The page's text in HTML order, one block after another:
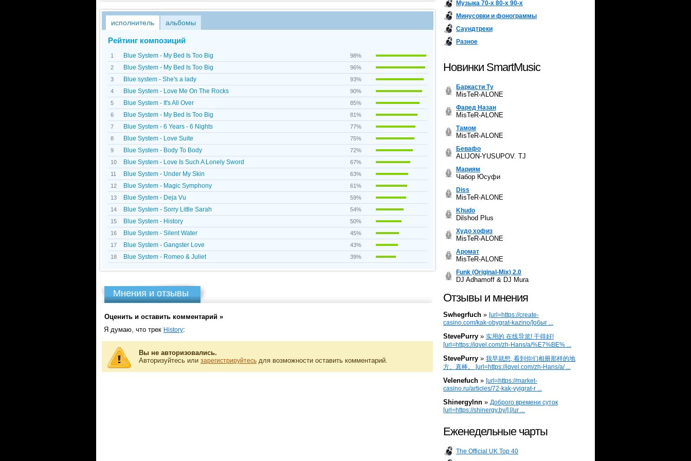
исполнитель альбомы
Рейтинг композиций
1 Blue System - My Bed Is Too Big
98%
2
Blue System - My Bed Is Too Big
96%
3
Blue system - She's a lady
93%
4
Blue System - Love Me On The Rocks
90%
5
Blue System - It's All Over
85%
6
Blue System - My Bed Is Too Big
81%
7
Blue System - 6 Years - 6 Nights
77%
8
Blue System - Love Suite
75%
9
Blue System - Body To Body
72%
10
Blue System - Love Is Such A Lonely Sword
67%
11
Blue System - Under My Skin
63%
12
Blue System - Magic Symphony
61%
13
Blue System - Dejа Vu
59%
14
Blue System - Sorry Little Sarah
54%
15
Blue System - History
50%
16
Blue System - Silent Water
45%
17
Blue System - Gangster Love
43%
18
Blue System - Romeo & Juliet 39%
Мнения и отзывы
Оценить и оставить комментарий »
Я думаю, что трек History:
Вы не авторизовались.
Авторизуйтесь или зарегистрируйтесь для возможности оставить комментарий.
Музыка 70-х 80-х 90-х
Минусовки и фонограммы
Саундтреки
Разное
Новинки SmartMusic
Баркасти Ту
MisTeR-ALONE
Фаред Назан
MisTeR-ALONE
Тамом
MisTeR-ALONE
Бевафо
ALIJON-YUSUPOV. TJ
Мариям
Чабор Юсуфи
Diss
MisTeR-ALONE
Khudo
Dilshod Plus
Худо хофиз
MisTeR-ALONE
Аромат
MisTeR-ALONE
Funk (Original-Mix) 2.0
DJ Adhamoff & DJ Mura
Отзывы и мнения
Swhegrfuch » [url=https://create-
casino.com/kak-obygrat-kazino/]обыг ...
StevePurry » 实用的 在线导览! 干得好!
[url=https://iqvel.com/zh-Hans/a/%E7%BE% ...
StevePurry » 我早就想, 看到你们相册那样的地
方。真棒。 [url=https://iqvel.com/zh-Hans/a/ ...
Velenefuch » [url=https://market-
casino.ru/articles/72-kak-vyigrat-r ...
Shinergylnn » Доброго времени суток
[url=https://shinergy.by/].[/ur ...
Еженедельные чарты
The Official UK Top 40